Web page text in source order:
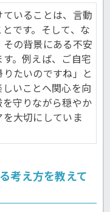
いることは、言動
です。そして、な
の背景にある不安
。例えば、ご自宅
たいのですね」と
いことへ関心を向
守りながら穏やか
大切にしていま
考え方を教えて